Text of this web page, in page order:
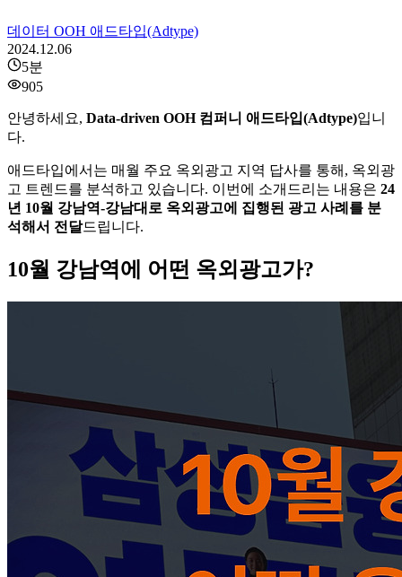
데이터 OOH 애드타입(Adtype)
2024.12.06
5분
905
안녕하세요, Data-driven OOH 컴퍼니 애드타입(Adtype)입니
다.
애드타입에서는 매월 주요 옥외광고 지역 답사를 통해, 옥외광
고 트렌드를 분석하고 있습니다. 이번에 소개드리는 내용은 24
년 10월 강남역-강남대로 옥외광고에 집행된 광고 사례를 분
석해서 전달드립니다.
10월 강남역에 어떤 옥외광고가?